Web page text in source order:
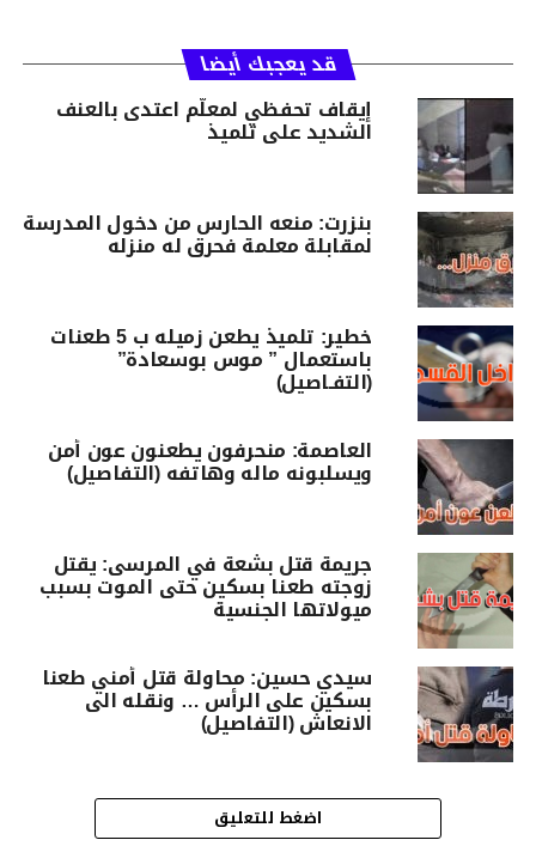
قد يعجبك أيضا
إيقاف تحفظي لمعلّم اعتدى بالعنف
الشديد على تلميذ
بنزرت: منعه الحارس من دخول المدرسة
لمقابلة معلمة فحرق له منزله
خطير: تلميذ يطعن زميله ب 5 طعنات
باستعمال ” موس بوسعادة”
(التفـاصيل)
العاصمة: منحرفون يطعنون عون أمن
ويسلبونه ماله وهاتفه (التفاصيل)
جريمة قتل بشعة في المرسى: يقتل
زوجته طعنا بسكين حتى الموت بسبب
ميولاتها الجنسية
سيدي حسين: محاولة قتل أمني طعنا
بسكين على الرأس … ونقله الى
الانعاش (التفاصيل)
اضغط للتعليق